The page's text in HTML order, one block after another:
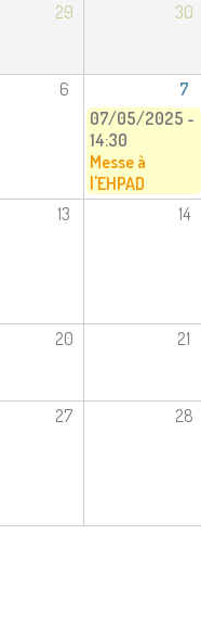
29 30
6 7
07/05/2025 -
14:30
Messe à
l'EHPAD
13 14
20 21
27 28